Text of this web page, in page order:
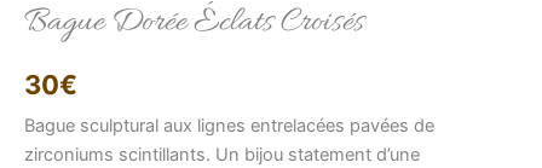
Bague Dorée Éclats Croisés
30€
Bague sculptural aux lignes entrelacées pavées de
zirconiums scintillants. Un bijou statement d’une
Bonjour, je suis Élise, votre conseillère virtuelle.
Comment puis-je vous aider ?